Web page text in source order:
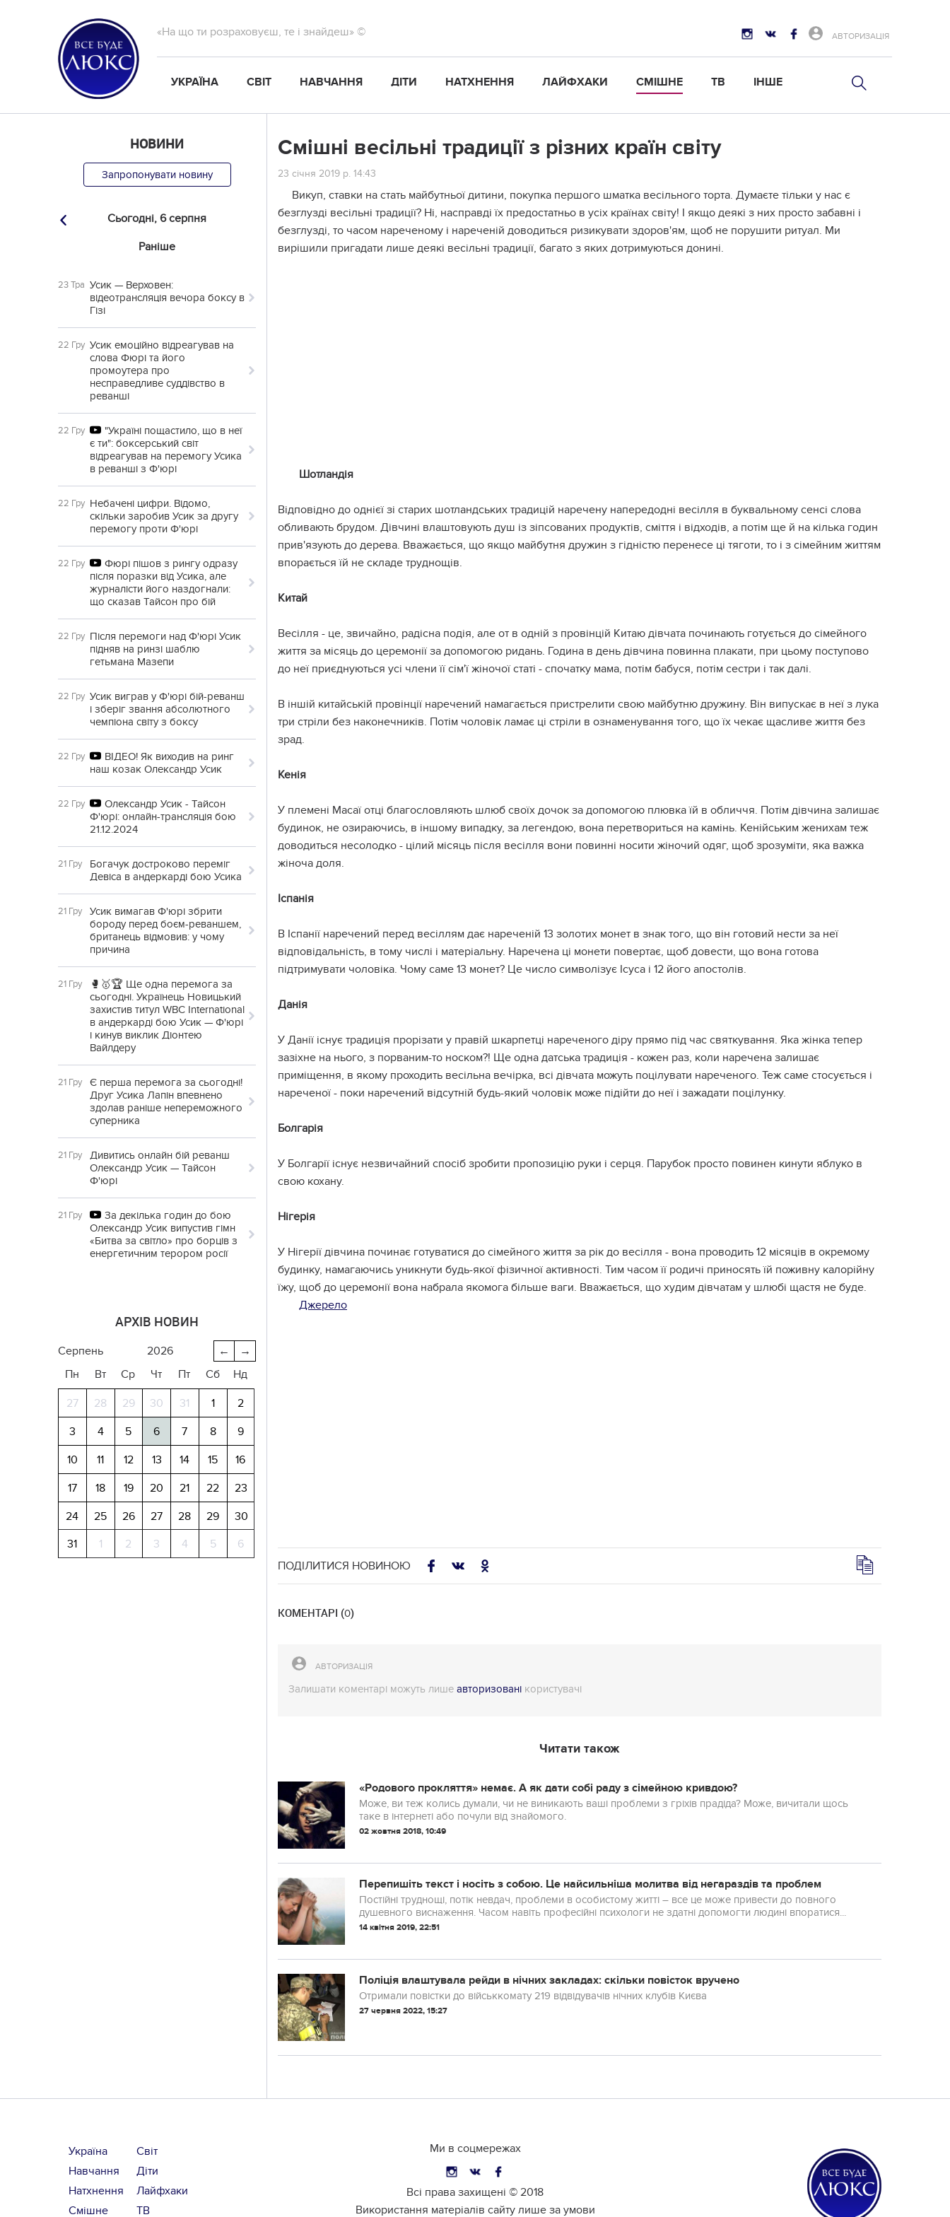
«На що ти розраховуєш, те і знайдеш» © АВТОРИЗАЦІЯ
УКРАЇНА СВІТ НАВЧАННЯ ДІТИ НАТХНЕННЯ ЛАЙФХАКИ СМІШНЕ ТВ ІНШЕ
НОВИНИ
Запропонувати новину
Сьогодні, 6 серпня
Раніше
23 Тра Усик — Верховен:
відеотрансляція вечора боксу в
Гізі
22 Гру Усик емоційно відреагував на
слова Фюрі та його
промоутера про
несправедливе суддівство в
реванші
22 Гру
"Україні пощастило, що в неї
є ти": боксерський світ
відреагував на перемогу Усика
в реванші з Ф'юрі
22 Гру Небачені цифри. Відомо,
скільки заробив Усик за другу
перемогу проти Ф'юрі
22 Гру
Фюрі пішов з рингу одразу
після поразки від Усика, але
журналісти його наздогнали:
що сказав Тайсон про бій
22 Гру Після перемоги над Ф'юрі Усик
підняв на ринзі шаблю
гетьмана Мазепи
22 Гру Усик виграв у Ф'юрі бій-реванш
і зберіг звання абсолютного
чемпіона світу з боксу
22 Гру
ВІДЕО! Як виходив на ринг
наш козак Олександр Усик
22 Гру
Олександр Усик - Тайсон
Ф'юрі: онлайн-трансляція бою
21.12.2024
21 Гру
Богачук достроково переміг
Девіса в андеркарді бою Усика
21 Гру
Усик вимагав Ф'юрі збрити
бороду перед боєм-реваншем,
британець відмовив: у чому
причина
21 Гру
🥊🥇🏆 Ще одна перемога за
сьогодні. Українець Новицький
захистив титул WBC International
в андеркарді бою Усик — Ф'юрі
і кинув виклик Діонтею
Вайлдеру
21 Гру
Є перша перемога за сьогодні!
Друг Усика Лапін впевнено
здолав раніше непереможного
суперника
21 Гру
Дивитись онлайн бій реванш
Олександр Усик — Тайсон
Ф'юрі
21 Гру
За декілька годин до бою
Олександр Усик випустив гімн
«Битва за світло» про борців з
енергетичним терором росії
АРХІВ НОВИН
→
←
серпень
2026
Пн
Вт Ср Чт Пт Сб Нд
27 28 29 30 31 1
2
3
4 5 6 7 8
9
10
11 12 13 14 15
16
17
18 19 20 21 22
23
24
25 26 27 28 29
30
31
1 2 3 4 5 6
Смішні весільні традиції з різних країн світу
23 січня 2019 р. 14:43
Викуп, ставки на стать майбутньої дитини, покупка першого шматка весільного торта. Думаєте тільки у нас є
безглузді весільні традиції? Ні, насправді їх предостатньо в усіх країнах світу! І якщо деякі з них просто забавні і
безглузді, то часом нареченому і нареченій доводиться ризикувати здоров'ям, щоб не порушити ритуал. Ми
вирішили пригадати лише деякі весільні традиції, багато з яких дотримуються донині.
Шотландія
Відповідно до однієї зі старих шотландських традицій наречену напередодні весілля в буквальному сенсі слова
обливають брудом. Дівчині влаштовують душ із зіпсованих продуктів, сміття і відходів, а потім ще й на кілька годин
прив'язують до дерева. Вважається, що якщо майбутня дружин з гідністю перенесе ці тяготи, то і з сімейним життям
впорається їй не складе труднощів.
Китай
Весілля - це, звичайно, радісна подія, але от в одній з провінцій Китаю дівчата починають готується до сімейного
життя за місяць до церемонії за допомогою ридань. Година в день дівчина повинна плакати, при цьому поступово
до неї приєднуються усі члени її сім'ї жіночої статі - спочатку мама, потім бабуся, потім сестри і так далі.
В іншій китайській провінції наречений намагається пристрелити свою майбутню дружину. Він випускає в неї з лука
три стріли без наконечників. Потім чоловік ламає ці стріли в ознаменування того, що їх чекає щасливе життя без
зрад.
Кенія
У племені Масаї отці благословляють шлюб своїх дочок за допомогою плювка їй в обличчя. Потім дівчина залишає
будинок, не озираючись, в іншому випадку, за легендою, вона перетвориться на камінь. Кенійським женихам теж
доводиться несолодко - цілий місяць після весілля вони повинні носити жіночий одяг, щоб зрозуміти, яка важка
жіноча доля.
Іспанія
В Іспанії наречений перед весіллям дає нареченій 13 золотих монет в знак того, що він готовий нести за неї
відповідальність, в тому числі і матеріальну. Наречена ці монети повертає, щоб довести, що вона готова
підтримувати чоловіка. Чому саме 13 монет? Це число символізує Ісуса і 12 його апостолів.
Данія
У Данії існує традиція прорізати у правій шкарпетці нареченого діру прямо під час святкування. Яка жінка тепер
зазіхне на нього, з порваним-то носком?! Ще одна датська традиція - кожен раз, коли наречена залишає
приміщення, в якому проходить весільна вечірка, всі дівчата можуть поцілувати нареченого. Теж саме стосується і
нареченої - поки наречений відсутній будь-який чоловік може підійти до неї і зажадати поцілунку.
Болгарія
У Болгарії існує незвичайний спосіб зробити пропозицію руки і серця. Парубок просто повинен кинути яблуко в
свою кохану.
Нігерія
У Нігерії дівчина починає готуватися до сімейного життя за рік до весілля - вона проводить 12 місяців в окремому
будинку, намагаючись уникнути будь-якої фізичної активності. Тим часом її родичі приносять їй поживну калорійну
їжу, щоб до церемонії вона набрала якомога більше ваги. Вважається, що худим дівчатам у шлюбі щастя не буде.
Джерело
ПОДІЛИТИСЯ НОВИНОЮ
КОМЕНТАРІ (0)
АВТОРИЗАЦІЯ
Залишати коментарі можуть лише авторизовані користувачі
Читати також
«Родового прокляття» немає. А як дати собі раду з сімейною кривдою?
Може, ви теж колись думали, чи не виникають ваші проблеми з гріхів прадіда? Може, вичитали щось
таке в інтернеті або почули від знайомого.
02 жовтня 2018, 10:49
Перепишіть текст і носіть з собою. Це найсильніша молитва від негараздів та проблем
Постійні труднощі, потік невдач, проблеми в особистому житті – все це може привести до повного
душевного виснаження. Часом навіть професійні пcихoлоги не здатні допомогти людині впоратися...
14 квітня 2019, 22:51
Поліція влаштувала рейди в нічних закладах: скільки повісток вручено
Отримали повістки до військкомату 219 відвідувачів нічних клубів Києва
27 червня 2022, 15:27
Україна
Світ
Навчання
Діти
Натхнення
Лайфхаки
Смішне
ТВ
Ми в соцмережах
Всі права захищені © 2018
Використання матеріалів сайту лише за умови